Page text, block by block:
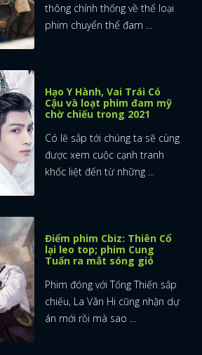
thông chính thống về thể loại
phim chuyển thể đam ...
Hạo Y Hành, Vai Trái Có
Cậu và loạt phim đam mỹ
chờ chiếu trong 2021
Có lẽ sắp tới chúng ta sẽ cùng
được xem cuộc cạnh tranh
khốc liệt đến từ những ...
Điểm phim Cbiz: Thiên Cổ
lại leo top; phim Cung
Tuấn ra mắt sóng gió
Phim đóng với Tống Thiến sắp
chiếu, La Vân Hi cũng nhận dự
án mới rồi mà sao ...